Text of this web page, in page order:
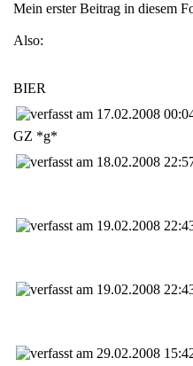
Mein erster Beitrag in diesem
Also:
BIER
17.02.2008
GZ *g*
18.02.2008
19.02.2008
19.02.2008
29.02.2008